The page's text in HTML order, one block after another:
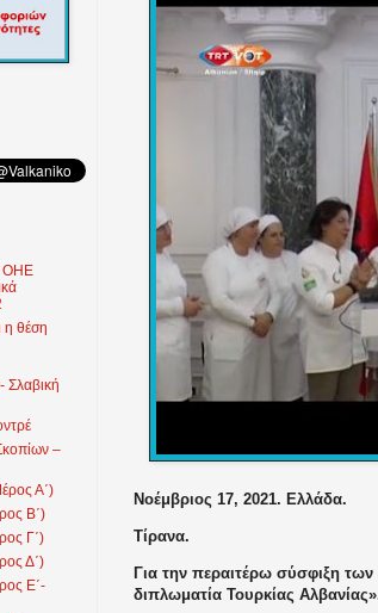
Νοέμβριος 17, 2021. Ελλάδα.
Τίρανα.
Για την περαιτέρω σύσφιξη
διπλωματία Τουρκίας
ΟΗΕ
η θέση
Σλαβική
–
Α΄)
Β΄)
Γ΄)
Δ΄)
Ε΄-